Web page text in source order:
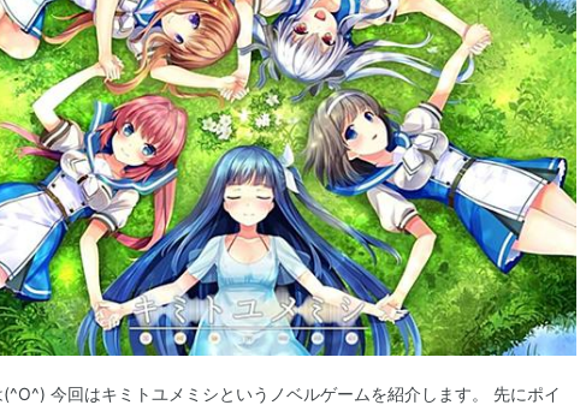
(^O^) 今回はキミトユメミシというノベルゲームを紹介します。 先にポイ